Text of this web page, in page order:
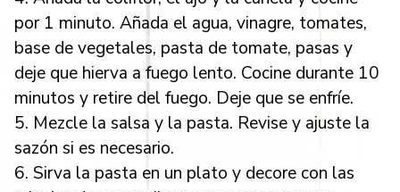
por 1 minuto. Añada el agua, vinagre, tomates,
base de vegetales, pasta de tomate, pasas y
deje que hierva a fuego lento. Cocine durante 10
minutos y retire del fuego. Deje que se enfríe.
5. Mezcle la salsa y la pasta. Revise y ajuste la
sazón si es necesario.
6. Sirva la pasta en un plato y decore con las